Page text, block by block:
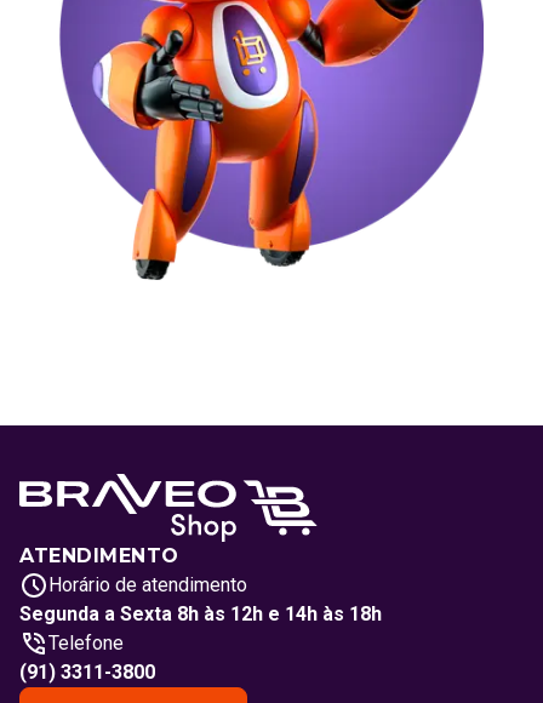
ATENDIMENTO
Horário de atendimento
Segunda a Sexta 8h às 12h e 14h às 18h
Telefone
(91) 3311-3800